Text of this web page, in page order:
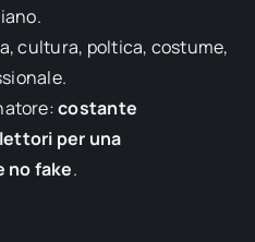
cultura, poltica, costume,
costante
per una
no fake.